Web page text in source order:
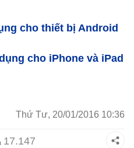
cho thiết bị Android
cho iPhone và iPad
Thứ Tư, 20/01/2016 10:36
17.147